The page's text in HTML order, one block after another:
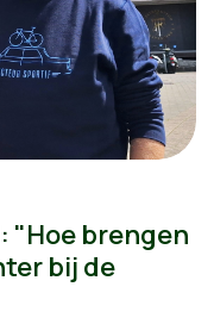
"Hoe brengen
bij de